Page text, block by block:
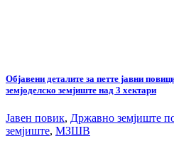
Објавени деталите за петте јавни
земјоделско земјиште над 3 хектари
Јавен повик, Државно земјиште
земјиште, МЗШВ